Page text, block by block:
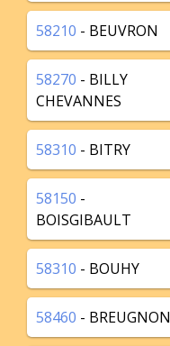
58210 - BEUVRON
58270 - BILLY
CHEVANNES
58310 - BITRY
58150 -
BOISGIBAULT
58310 - BOUHY
58460 - BREUGNON